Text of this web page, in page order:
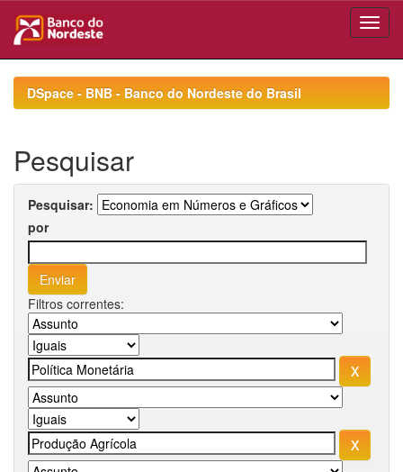
navigationDSpace - BNB - Banco do Nordeste do Brasil
Pesquisar
Pesquisar:
por
Filtros correntes: